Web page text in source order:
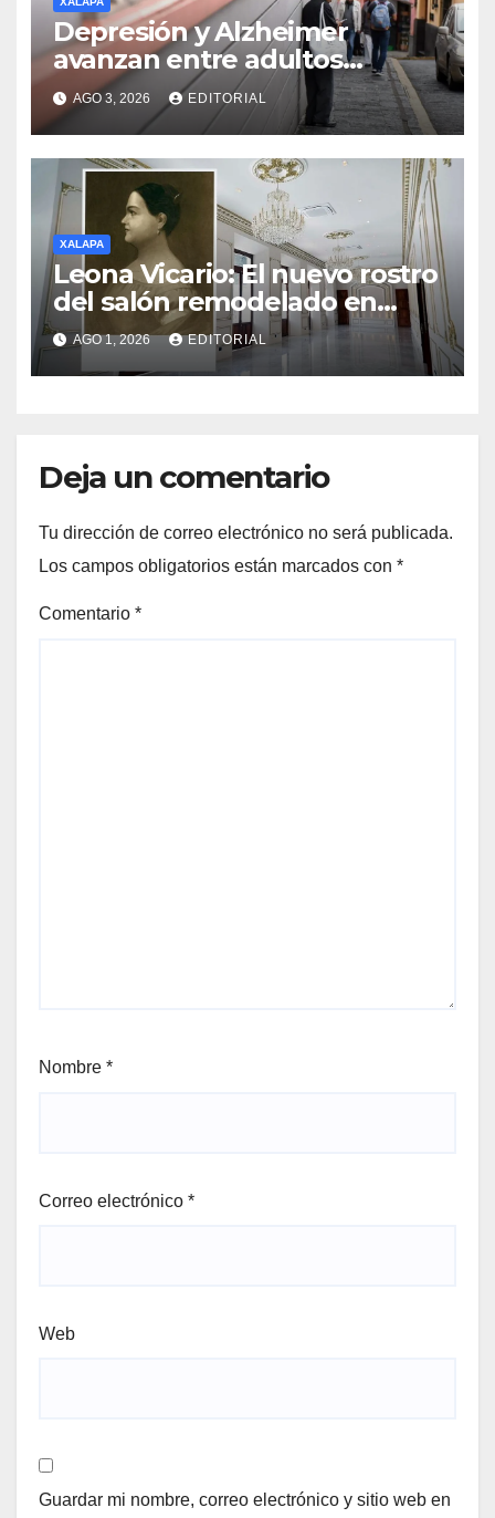
Depresión y Alzheimer
avanzan entre adultos
mayores de Xalapa; las
señales que las familias no
deben ignorar
AGO 3, 2026 EDITORIAL
XALAPA
Leona Vicario: El nuevo rostro
del salón remodelado en
Palacio de Gobierno
AGO 1, 2026 EDITORIAL
Deja un comentario
Tu dirección de correo electrónico no será publicada.
Los campos obligatorios están marcados con *
Comentario *
Nombre *
Correo electrónico *
Web
Guardar mi nombre, correo electrónico y sitio web en